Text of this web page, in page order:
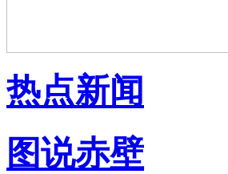
热点新闻
图说赤壁